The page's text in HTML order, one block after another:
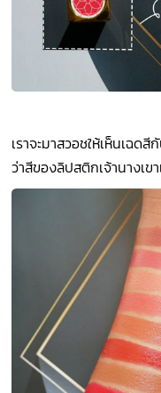
เราจะมาสวอชให้เห็นเฉด
ว่าสีของลิปสติกเจ้านางเข